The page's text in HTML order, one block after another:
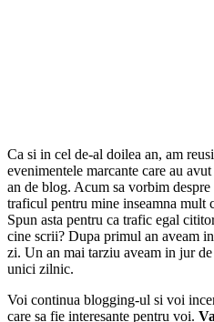
Ca si in cel de-al doilea an, am
evenimentele marcante care au
an de blog. Acum sa vorbim
traficul pentru mine inseamna mult
Spun asta pentru ca trafic egal
cine scrii? Dupa primul an aveam
zi. Un an mai tarziu aveam in jur
unici zilnic.
Voi continua blogging-ul si voi
care sa fie interesante pentru voi.